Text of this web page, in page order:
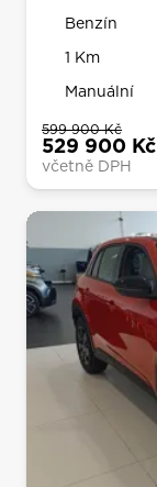
Benzín
1 Km
Manuální
599 900 Kč
529 900 Kč
včetně DPH